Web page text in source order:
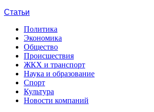
Статьи
Политика
Экономика
Общество
Происшествия
ЖКХ и транспорт
Наука и образование
Спорт
Культура
Новости компаний